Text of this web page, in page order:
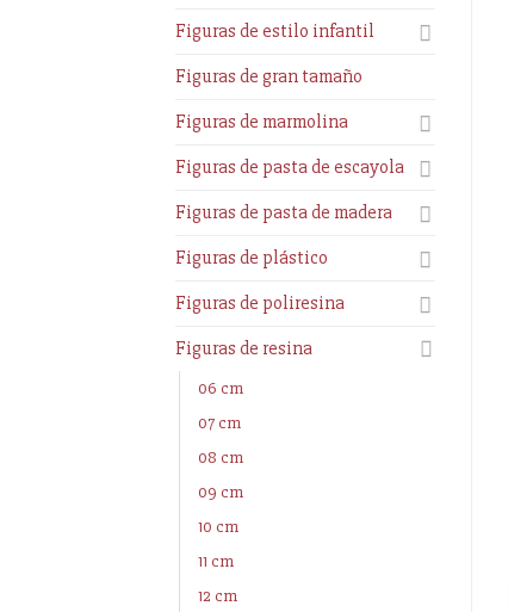
Figuras de estilo infantil
Figuras de gran tamaño
Figuras de marmolina
Figuras de pasta de escayola
Figuras de pasta de madera
Figuras de plástico
Figuras de poliresina
Figuras de resina
06 cm
07 cm
08 cm
09 cm
10 cm
11 cm
12 cm